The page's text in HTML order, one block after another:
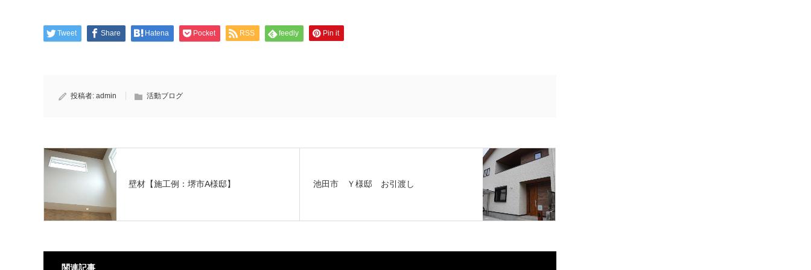
Tweet Share Hatena Pocket RSS feedly Pin it
投稿者: admin 活動ブログ
壁材【施工例：堺市A様邸】 池田市 Ｙ様邸 お引渡し
関連記事